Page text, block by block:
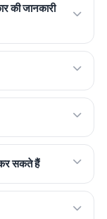
की जानकारी
सकते हैं